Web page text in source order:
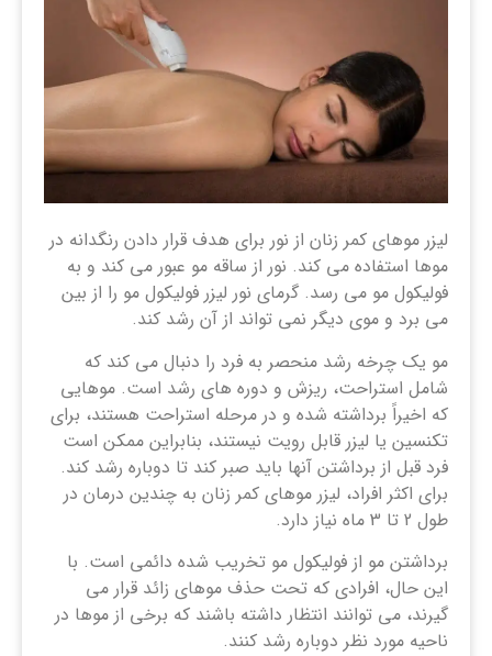
لیزر موهای کمر زنان از نور برای هدف قرار دادن رنگدانه در
موها استفاده می کند. نور از ساقه مو عبور می کند و به
فولیکول مو می رسد. گرمای نور لیزر فولیکول مو را از بین
می برد و موی دیگر نمی تواند از آن رشد کند.
مو یک چرخه رشد منحصر به فرد را دنبال می کند که
شامل استراحت، ریزش و دوره های رشد است. موهایی
که اخیراً برداشته شده و در مرحله استراحت هستند، برای
تکنسین یا لیزر قابل رویت نیستند، بنابراین ممکن است
فرد قبل از برداشتن آنها باید صبر کند تا دوباره رشد کند.
برای اکثر افراد، لیزر موهای کمر زنان به چندین درمان در
طول 2 تا 3 ماه نیاز دارد.
برداشتن مو از فولیکول مو تخریب شده دائمی است. با
این حال، افرادی که تحت حذف موهای زائد قرار می
گیرند، می توانند انتظار داشته باشند که برخی از موها در
ناحیه مورد نظر دوباره رشد کنند.